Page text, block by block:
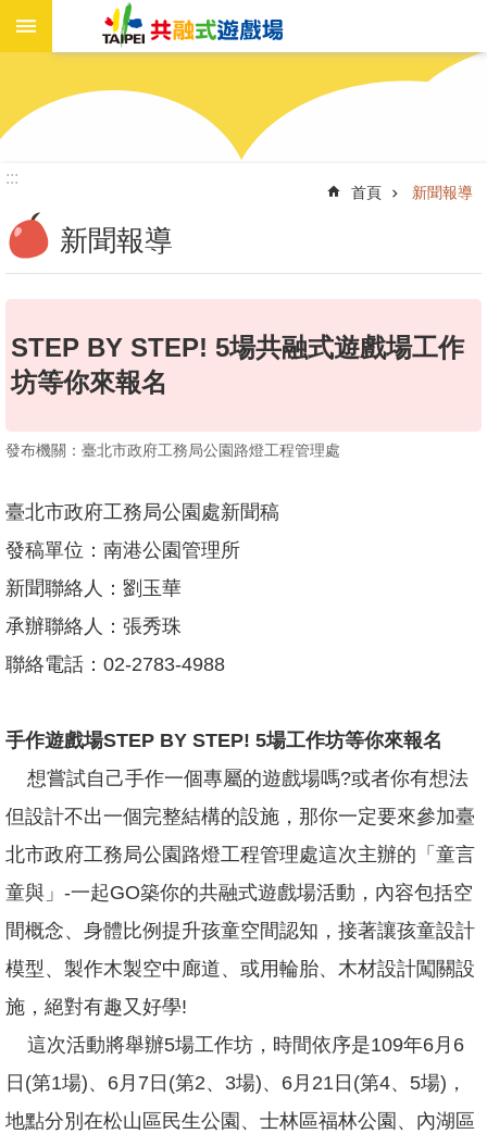
尋
遊
戲
場
資
訊
新
聞
報
工
坊/
說
明
謂
「共
融」
劃
的
遊
戲
場
回
首
站
導
覽
北
:::
首頁 新聞報導
新聞報導
STEP BY STEP! 5場共融式遊戲場工作
坊等你來報名
發布機關：臺北市政府工務局公園路燈工程管理處
臺北市政府工務局公園處新聞稿
發稿單位：南港公園管理所
新聞聯絡人：劉玉華
承辦聯絡人：張秀珠
聯絡電話：02-2783-4988
手作遊戲場STEP BY STEP! 5場工作坊等你來報名
想嘗試自己手作一個專屬的遊戲場嗎?或者你有想法
但設計不出一個完整結構的設施，那你一定要來參加臺
北市政府工務局公園路燈工程管理處這次主辦的「童言
童與」-一起GO築你的共融式遊戲場活動，內容包括空
間概念、身體比例提升孩童空間認知，接著讓孩童設計
模型、製作木製空中廊道、或用輪胎、木材設計闖關設
施，絕對有趣又好學!
這次活動將舉辦5場工作坊，時間依序是109年6月6
日(第1場)、6月7日(第2、3場)、6月21日(第4、5場)，
地點分別在松山區民生公園、士林區福林公園、內湖區